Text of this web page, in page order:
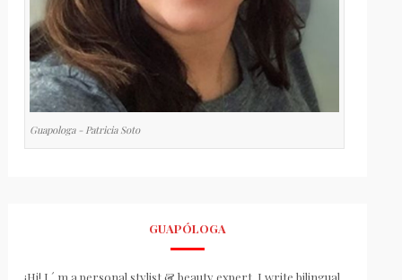
Guapologa - Patricia Soto
GUAPÓLOGA